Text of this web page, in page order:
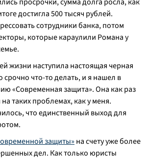
достигла 500 тысяч рублей.
сотрудники банка, потом
которые караулили Романа у
жизни наступила настоящая черная
что-то делать, и я нашел в
«Современная защита». Она как раз
таких проблемах, как у меня.
что единственный выход для
защиты» на счету уже более
дел. Как только юристы